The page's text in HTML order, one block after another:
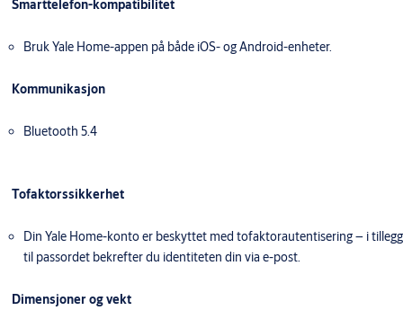
Smarttelefon-kompatibilitet
Bruk Yale Home-appen på både iOS- og Android-enheter.
Kommunikasjon
Bluetooth 5.4
Tofaktorssikkerhet
Din Yale Home-konto er beskyttet med tofaktorautentisering – i tillegg
til passordet bekrefter du identiteten din via e-post.
Dimensjoner og vekt